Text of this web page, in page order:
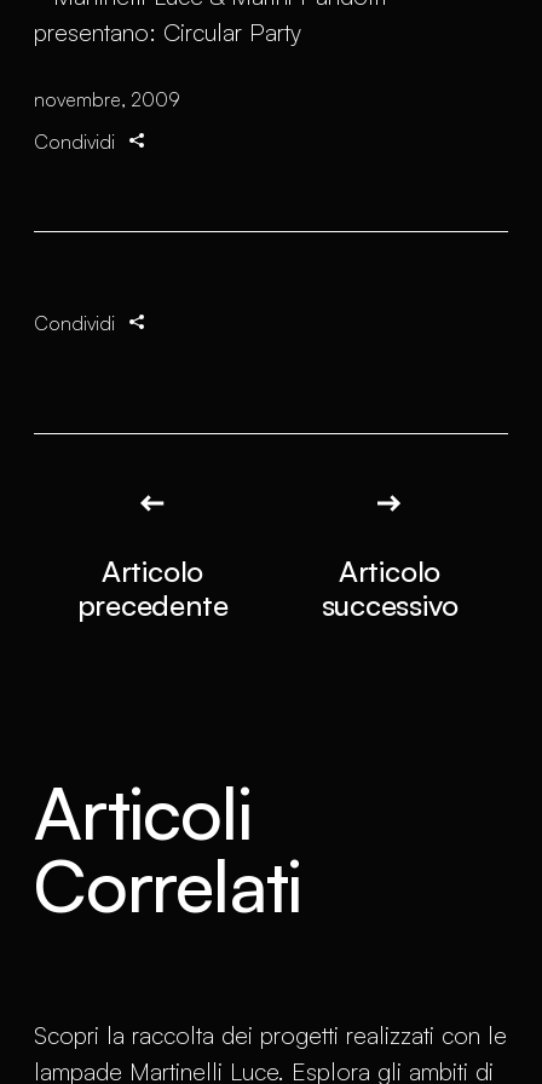
novembre, 2009
Condividi
Condividi
Articolo
precedente
Articolo
successivo
Articoli
Correlati
Scopri la raccolta dei progetti realizzati con le
lampade Martinelli Luce. Esplora gli ambiti di